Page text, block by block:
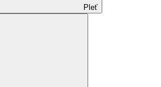
Pleť